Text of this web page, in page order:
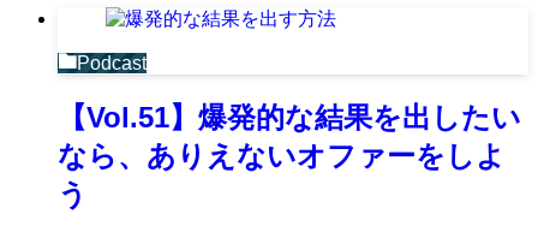
Podcast
【Vol.51】爆発的な結果を出したい
なら、ありえないオファーをしよ
う